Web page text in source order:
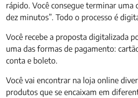
rápido. Você consegue terminar uma
dez minutos”. Todo o processo é
Você recebe a proposta digitalizada
uma das formas de pagamento:
conta e boleto.
Você vai encontrar na loja online
produtos que se encaixam em